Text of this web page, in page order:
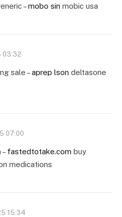
–mobo sin mobic usa
03:32
sale –aprep lson deltasone
07:00
fastedtotake.com buy
medications
15:34